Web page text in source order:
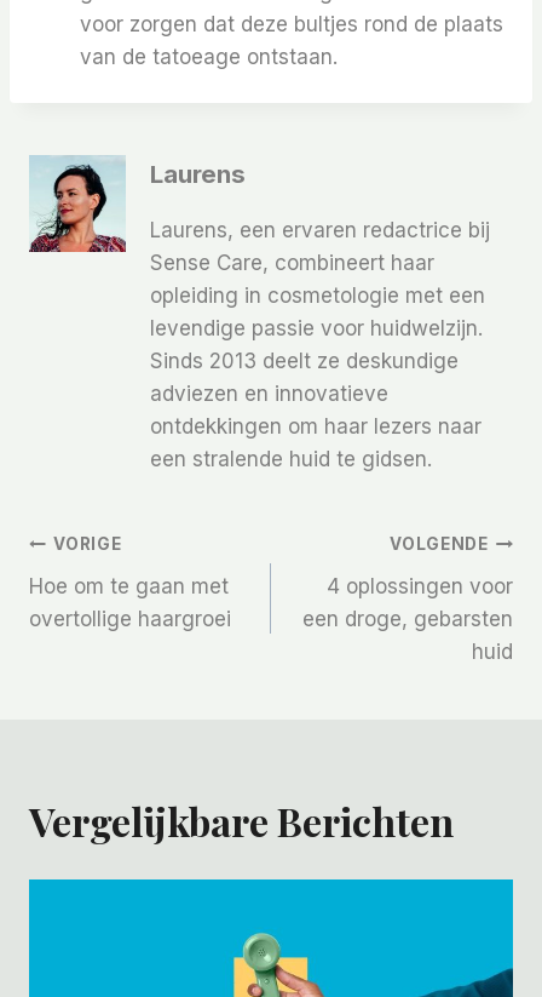
voor zorgen dat deze bultjes rond de plaats
van de tatoeage ontstaan.
Laurens
Laurens, een ervaren redactrice bij
Sense Care, combineert haar
opleiding in cosmetologie met een
levendige passie voor huidwelzijn.
Sinds 2013 deelt ze deskundige
adviezen en innovatieve
ontdekkingen om haar lezers naar
een stralende huid te gidsen.
Bericht
Navigatie
VORIGE
Hoe om te gaan met
overtollige haargroei
VOLGENDE
4 oplossingen voor
een droge, gebarsten
huid
Vergelijkbare Berichten